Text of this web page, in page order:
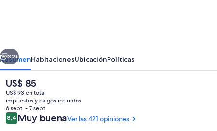
Siguiente
32+
ResumenHabitacionesUbicaciónPolíticas
El
precio
actual
es
de
US$ 85
US$ 85
US$ 93 en total
impuestos y cargos incluidos
6 sept. - 7 sept.
Opiniones
8,48,4 de 10
Muy buenaVer las 421 opiniones